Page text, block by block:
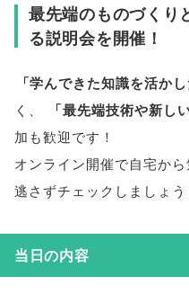
最先端のものづくり
る説明会を開催！
「学んできた知識を活か
く 、 「最先端技術や新し
加も歓迎です！
オンライン開催で自宅か
逃さずチェックしましょう
当日の内容